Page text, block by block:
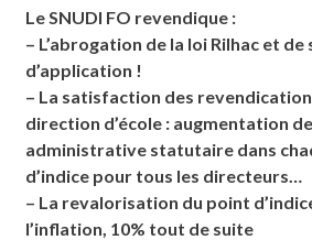
Le SNUDI FO revendique :
– L’abrogation de la loi Rilhac et
d’application !
– La satisfaction des
direction d’école : augmentation
administrative statutaire dans
d’indice pour tous les directeurs…
– La revalorisation du point
l’inflation, 10% tout de suite